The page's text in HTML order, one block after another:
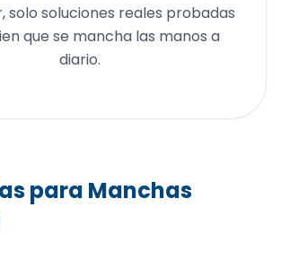
solo soluciones reales probadas
que se mancha las manos a
diario.
para Manchas